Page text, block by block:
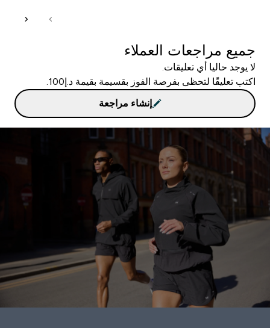
جميع مراجعات العملاء
لا يوجد حاليا أي تعليقات.
اكتب تعليقًا لتحظى بفرصة الفوز بقسيمة بقيمة د.إ100.
إنشاء مراجعة